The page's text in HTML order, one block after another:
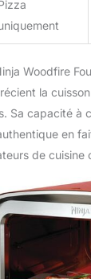
Woodfire
la
Sa capacité à
en
de cuisine